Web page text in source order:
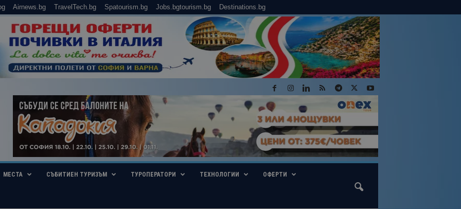
Airnews.bg TravelTech.bg Spatourism.bg Jobs.bgtourism.bg Destinations.bg
МЕСТА СЪБИТИЕН ТУРИЗЪМ ТУРОПЕРАТОРИ ТЕХНОЛОГИИ ОФЕРТИ